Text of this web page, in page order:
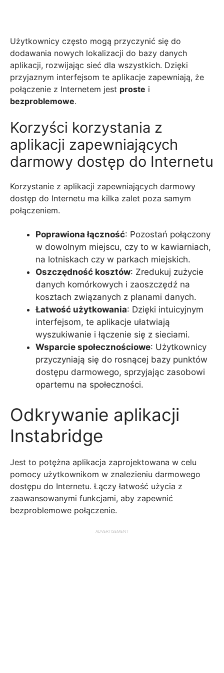
Użytkownicy często mogą przyczynić się do
dodawania nowych lokalizacji do bazy danych
aplikacji, rozwijając sieć dla wszystkich. Dzięki
przyjaznym interfejsom te aplikacje zapewniają, że
połączenie z Internetem jest proste i
bezproblemowe.
Korzyści korzystania z
aplikacji zapewniających
darmowy dostęp do Internetu
Korzystanie z aplikacji zapewniających darmowy
dostęp do Internetu ma kilka zalet poza samym
połączeniem.
Poprawiona łączność: Pozostań połączony
w dowolnym miejscu, czy to w kawiarniach,
na lotniskach czy w parkach miejskich.
Oszczędność kosztów: Zredukuj zużycie
danych komórkowych i zaoszczędź na
kosztach związanych z planami danych.
Łatwość użytkowania: Dzięki intuicyjnym
interfejsom, te aplikacje ułatwiają
wyszukiwanie i łączenie się z sieciami.
Wsparcie społecznościowe: Użytkownicy
przyczyniają się do rosnącej bazy punktów
dostępu darmowego, sprzyjając zasobowi
opartemu na społeczności.
Odkrywanie aplikacji
Instabridge
Jest to potężna aplikacja zaprojektowana w celu
pomocy użytkownikom w znalezieniu darmowego
dostępu do Internetu. Łączy łatwość użycia z
zaawansowanymi funkcjami, aby zapewnić
bezproblemowe połączenie.
ADVERTISEMENT